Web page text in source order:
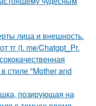
лица и внешность.
тг (t. me/Chatgpt_Pr.
стиле "Mother and
позирующая на